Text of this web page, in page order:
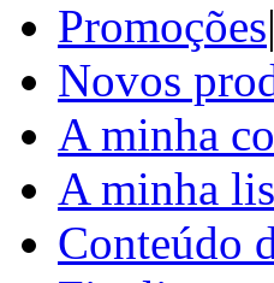
Promoções|
Novos
A minha
A minha
Conteúdo